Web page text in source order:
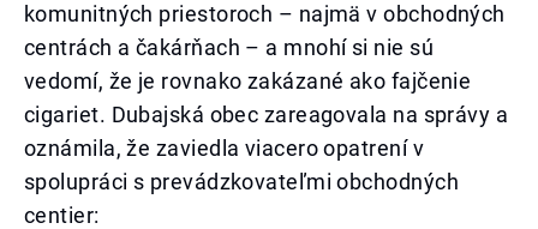
komunitných priestoroch – najmä v obchodných
centrách a čakárňach – a mnohí si nie sú
vedomí, že je rovnako zakázané ako fajčenie
cigariet. Dubajská obec zareagovala na správy a
oznámila, že zaviedla viacero opatrení v
spolupráci s prevádzkovateľmi obchodných
centier: